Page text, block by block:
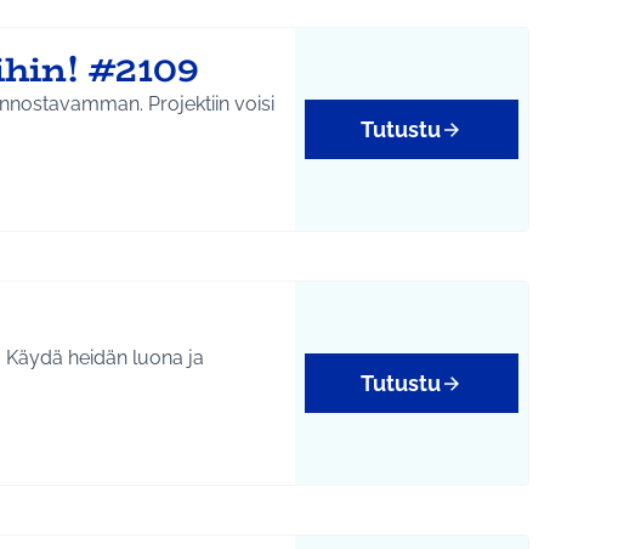
#2109
Projektiin voisi
Tutustu
heidän luona ja
Tutustu